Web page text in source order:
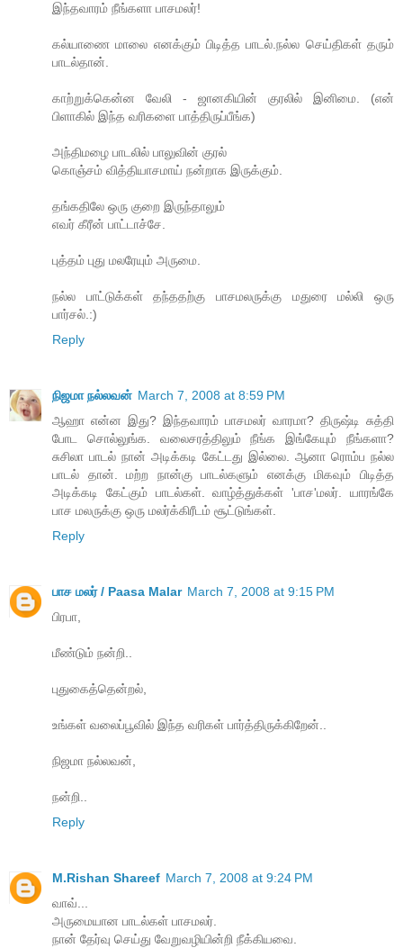
இந்தவாரம் நீங்களா பாசமலர்!
கல்யாணை மாலை எனக்கும் பிடித்த பாடல்.நல்ல செய்திகள் தரும்
பாடல்தான்.
காற்றுக்கென்ன வேலி - ஜானகியின் குரலில் இனிமை. (என்
பிளாகில் இந்த வரிகளை பாத்திருப்பீங்க)
அந்திமழை பாடலில் பாலுவின் குரல்
கொஞ்சம் வித்தியாசமாய் நன்றாக இருக்கும்.
தங்கதிலே ஒரு குறை இருந்தாலும்
எவர் கீரீன் பாட்டாச்சே.
புத்தம் புது மலரேயும் அருமை.
நல்ல பாட்டுக்கள் தந்ததற்கு பாசமலருக்கு மதுரை மல்லி ஒரு
பார்சல்.:)
Reply
நிஜமா நல்லவன் March 7, 2008 at 8:59 PM
ஆஹா என்ன இது? இந்தவாரம் பாசமலர் வாரமா? திருஷ்டி சுத்தி
போட சொல்லுங்க. வலைசரத்திலும் நீங்க இங்கேயும் நீங்களா?
சுசிலா பாடல் நான் அடிக்கடி கேட்டது இல்லை. ஆனா ரொம்ப நல்ல
பாடல் தான். மற்ற நான்கு பாடல்களும் எனக்கு மிகவும் பிடித்த
அடிக்கடி கேட்கும் பாடல்கள். வாழ்த்துக்கள் 'பாச'மலர். யாரங்கே
பாச மலருக்கு ஒரு மலர்க்கிரீடம் சூட்டுங்கள்.
Reply
பாச மலர் / Paasa Malar March 7, 2008 at 9:15 PM
பிரபா,
மீண்டும் நன்றி..
புதுகைத்தென்றல்,
உங்கள் வலைப்பூவில் இந்த வரிகள் பார்த்திருக்கிறேன்..
நிஜமா நல்லவன்,
நன்றி..
Reply
M.Rishan Shareef March 7, 2008 at 9:24 PM
வாவ்...
அருமையான பாடல்கள் பாசமலர்.
நான் தேர்வு செய்து வேறுவழியின்றி நீக்கியவை.